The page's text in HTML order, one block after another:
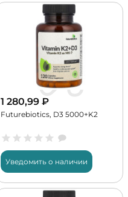
1 280,99 ₽
Futurebiotics, D3 5000+K2
Уведомить о наличии